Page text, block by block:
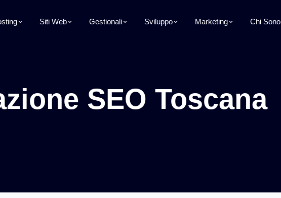
Siti Web Gestionali Sviluppo Marketing Chi Sono
SEO Toscana